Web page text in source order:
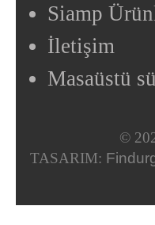
Siamp
İletişim
Masaüstü
©
TASARIM: